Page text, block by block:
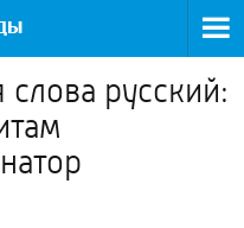
слова русский: